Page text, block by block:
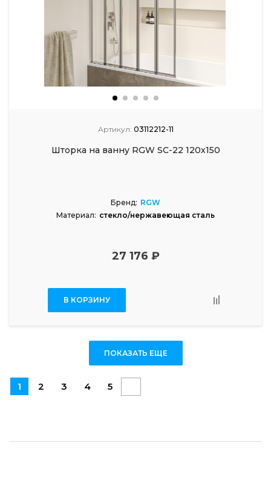
Артикул: 03112212-11
Шторка на ванну RGW SC-22 120х150
Бренд: RGW
Материал: стекло/нержавеющая сталь
27 176 ₽
В КОРЗИНУ
ПОКАЗАТЬ ЕЩЕ
1 2 3 4 5